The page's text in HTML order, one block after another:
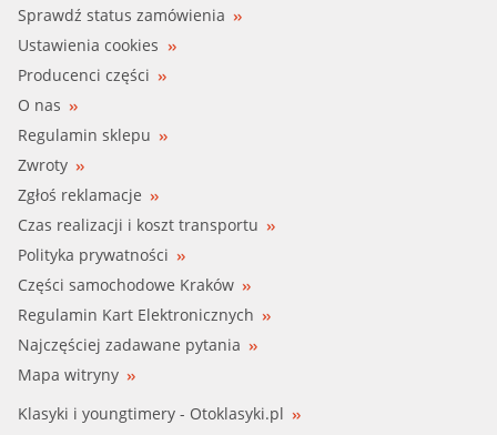
Sprawdź status zamówienia
Ustawienia cookies
Producenci części
O nas
Regulamin sklepu
Zwroty
Zgłoś reklamacje
Czas realizacji i koszt transportu
Polityka prywatności
Części samochodowe Kraków
Regulamin Kart Elektronicznych
Najczęściej zadawane pytania
Mapa witryny
Klasyki i youngtimery - Otoklasyki.pl